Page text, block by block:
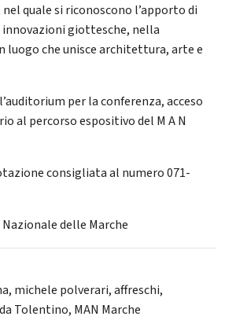
quale si riconoscono l’apporto di
giottesche, nella
luogo che unisce architettura, arte e
per la conferenza, acceso
al percorso espositivo del M A N
consigliata al numero 071-
delle Marche
, michele polverari,affreschi,
Tolentino, MAN Marche